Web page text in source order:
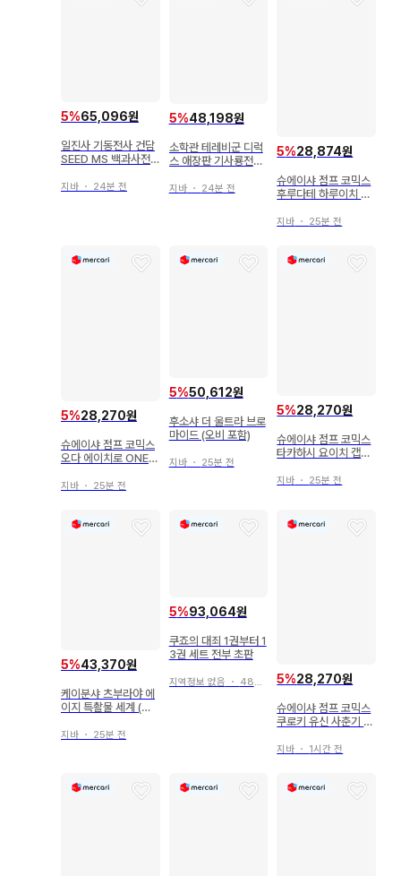
5%65,096원
일진사 기동전사 건담
SEED MS 백과사전
지바 ・ 24분 전
5%48,198원
소학관 테레비군 디럭
스 애장판 기사룡전대
지바・ 24분 전
5%28,874원
슈에이샤 점프 코믹스
후루다테 하루이치 하
지바 ・ 25분 전
5%28,270원
슈에이샤 점프 코믹스
오다 에이치로 ONE P
지바 ・ 25분 전
5%50,612원
후소샤 더 울트라 브로
마이드 (오비 포함)
지바・ 25분 전
5%28,270원
슈에이샤 점프 코믹스
타카하시 요이치 캡틴
지바 ・ 25분 전
5%43,370원
케이분샤 츠부라야 에
이지 특촬물 세계 (오
지바 ・ 25분 전
5%93,064원
쿠죠의 대죄 1권부터 1
3권 세트 전부 초판
지역정보 없음 ・ 48분 전 5%28,270원
슈에이샤 점프 코믹스
쿠로키 유신 사춘기 르
지바 ・ 1시간 전